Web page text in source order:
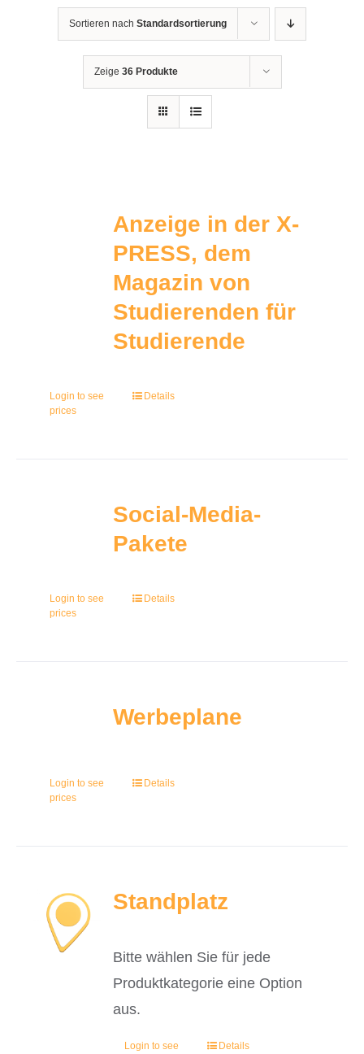
Sortieren nach Standardsortierung
Zeige 36 Produkte
Anzeige in der X-
PRESS, dem
Magazin von
Studierenden für
Studierende
Login to see
prices
Details
Social-Media-
Pakete
Login to see
prices
Details
Werbeplane
Login to see
prices
Details
Standplatz
Bitte wählen Sie für jede
Produktkategorie eine Option
aus.
Login to see
Details